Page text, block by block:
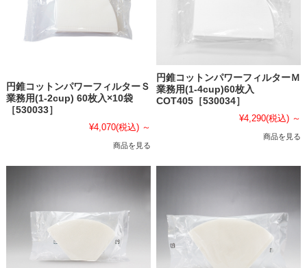
円錐コットンパワーフィルターＳ
業務用(1-2cup) 60枚入×10袋
［530033］
¥4,070(税込) ～
商品を見る
円錐コットンパワーフィルターＭ
業務用(1-4cup)60枚入
COT405［530034］
¥4,290(税込) ～
商品を見る